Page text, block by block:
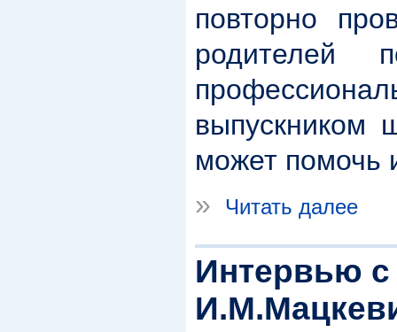
повторно
родителей
выпускником
может помочь
»
Читать далее
Интервью